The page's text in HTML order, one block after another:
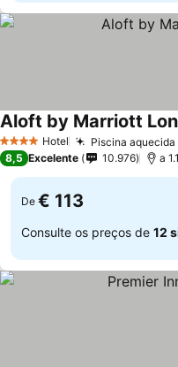
4 EstrelasHotel Piscina aquecida
Aloft by Marriott
8,5 Excelente 10.976 a
De € 113
Consulte os preços de 12